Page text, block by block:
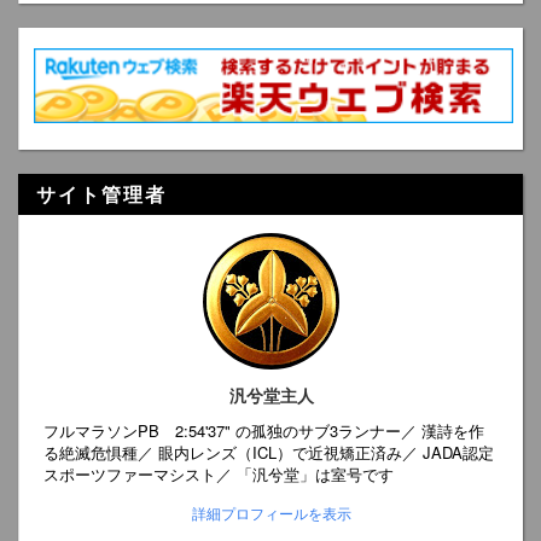
サイト管理者
汎兮堂主人
フルマラソンPB 2:54'37" の孤独のサブ3ランナー／ 漢詩を作
る絶滅危惧種／ 眼内レンズ（ICL）で近視矯正済み／ JADA認定
スポーツファーマシスト／ 「汎兮堂」は室号です
詳細プロフィールを表示